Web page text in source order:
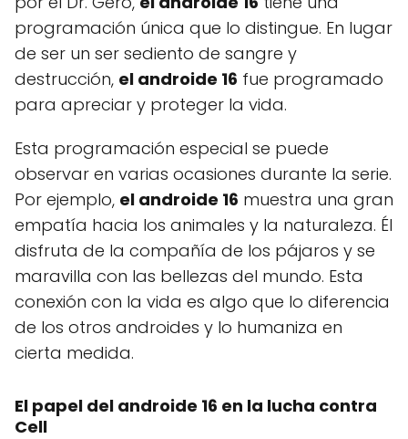
programación única que lo distingue. En lugar
de ser un ser sediento de sangre y
destrucción, el androide 16 fue programado
para apreciar y proteger la vida.
Esta programación especial se puede
observar en varias ocasiones durante la serie.
Por ejemplo, el androide 16 muestra una gran
empatía hacia los animales y la naturaleza. Él
disfruta de la compañía de los pájaros y se
maravilla con las bellezas del mundo. Esta
conexión con la vida es algo que lo diferencia
de los otros androides y lo humaniza en
cierta medida.
El papel del androide 16 en la lucha contra
Cell